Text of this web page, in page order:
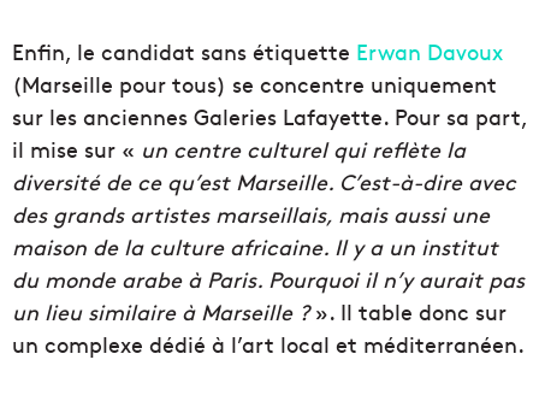
Enfin, le candidat sans étiquette Erwan Davoux
(Marseille pour tous) se concentre uniquement
sur les anciennes Galeries Lafayette. Pour sa part,
il mise sur « un centre culturel qui reflète la
diversité de ce qu’est Marseille. C’est-à-dire avec
des grands artistes marseillais, mais aussi une
maison de la culture africaine. Il y a un institut
du monde arabe à Paris. Pourquoi il n’y aurait pas
un lieu similaire à Marseille ?». Il table donc sur
un complexe dédié à l’art local et méditerranéen.